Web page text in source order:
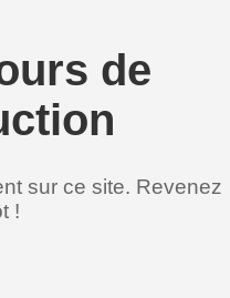
de
sur ce site. Revenez
!